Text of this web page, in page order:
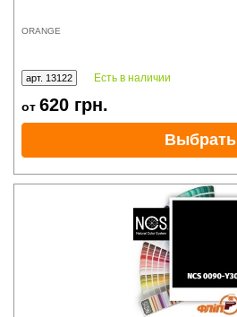
ORANGE
арт. 13122 Есть в наличии
от 620 грн.
Выбрать